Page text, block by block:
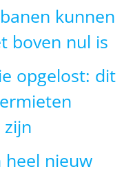
kunnen
boven nul is
opgelost: dit
heel nieuw